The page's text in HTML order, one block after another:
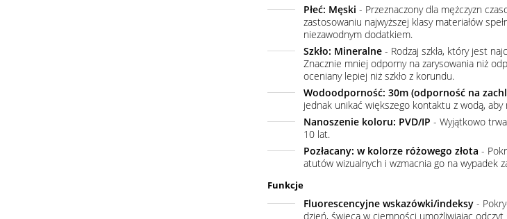
Płeć: Męski - Przeznaczony dla mężczyzn
zastosowaniu najwyższej klasy materiałów
niezawodnym dodatkiem.
Szkło: Mineralne- Rodzaj szkła, który jest
Znacznie mniej odporny na zarysowania niż
oceniany lepiej niż szkło z korundu.
Wodoodporność: 30m (odporność na
jednak unikać większego kontaktu z wodą, aby
Nanoszenie koloru: PVD/IP - Wyjątkowo
10 lat.
Pozłacany: w kolorze różowego złota -
atutów wizualnych i wzmacnia go na wypadek
Funkcje
Fluorescencyjne wskazówki/indeksy-
dzień, świecą w ciemności umożliwiając